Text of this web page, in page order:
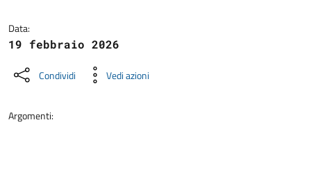
Data:
19 febbraio 2026
Condividi Vedi azioni
Argomenti: